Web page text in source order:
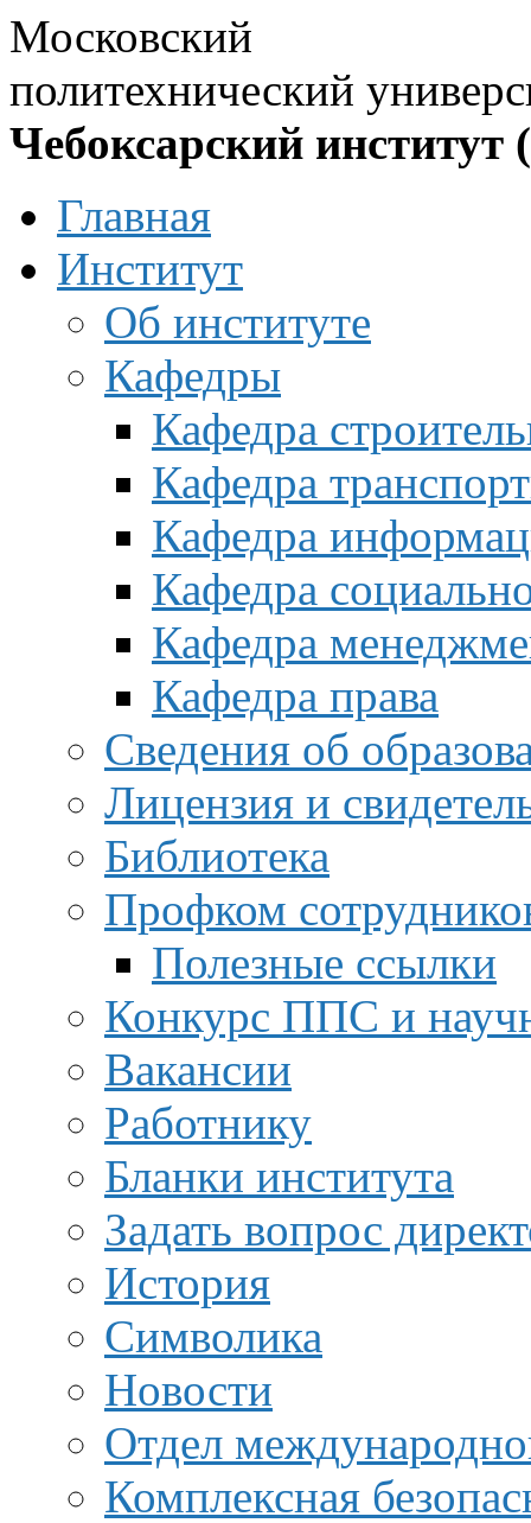
Московский
политехнический
Чебоксарский институт
Главная
Институт
Об институте
Кафедры
Кафедра
Кафедра
Кафедра
Кафедра
Кафедра
Кафедра права
Сведения об
Лицензия и
Библиотека
Профком
Полезные ссылки
Конкурс ППС и
Вакансии
Работнику
Бланки института
Задать вопрос
История
Символика
Новости
Отдел
Комплексная